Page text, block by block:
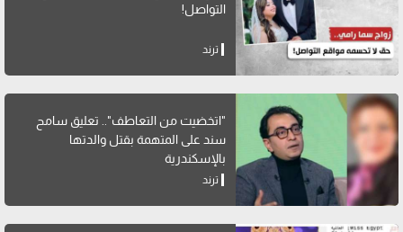
التواصل!
ترند
"اتخضيت من التعاطف".. تعليق سامح
سند على المتهمة بقتل والدتها
بالإسكندرية
ترند